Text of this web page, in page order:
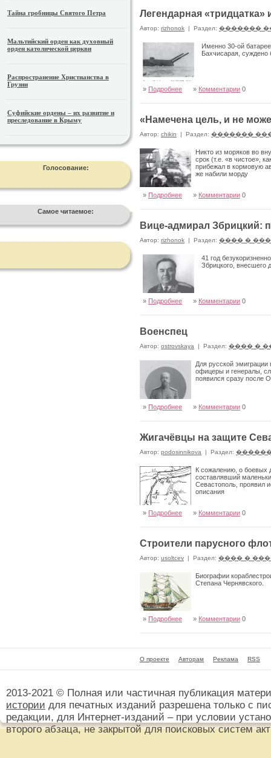
Тайна гробницы Святого Петра
Мальтийский орден как духовный
орден католической церкви
Распространение Христианства в
Грузии
Суфийские ордены – их развитие и
преследование в Крыму
Голосование:
Самое читаемое:
Легендарная
Автор: rizhonok | Раздел: �������
Именно 30-ой
Бахчисарая, суждено
» Подробнее » Комментарии 0
«Намечена цель, и не
Автор: chikin | Раздел: �������
Никто из моряков во
срок (т.е. «в чистое»,
прибежал в кормовую
же набили морду
» Подробнее » Комментарии 0
Вице-адмирал Збрицкий:
Автор: rizhonok | Раздел: ���� �
41 год
Збрицкого, внесшего
» Подробнее » Комментарии 0
Военспец
Автор: ostrovskaya | Раздел: ���� �
Для русской
офицеры и генералы,
появился сразу после
» Подробнее » Комментарии 0
Жигачёвцы на защите
Автор: podosinnikova | Раздел:
К сожалению, о боевых
составлявший
Севастополь, проявил
описания
» Подробнее » Комментарии 0
Строители парусного
Автор: usoltcev | Раздел: ���� �
Биографии
Степана Чернявского.
» Подробнее » Комментарии 0
О проекте Авторам Реклама RSS
2013-2021 © Полная или частичная публикация
истории для печатных изданий разрешена только с
редакции, для Интернет-изданий – при условии
второго абзаца, не закрытой для поисковых систем